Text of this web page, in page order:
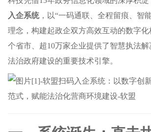
入企系统，以“一码通联、全程留痕、智
理念，构建起政企双方高效互动的数字化
个省市、超10万家企业提供了智慧执法
法治政府建设的重要技术引擎。